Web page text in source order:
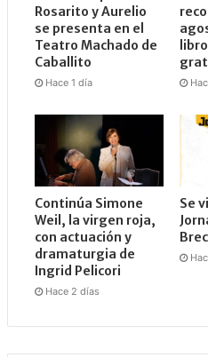
Rosarito y Aurelio
se presenta en el
Teatro Machado de
Caballito
Hace 1 día
Continúa Simone
Weil, la virgen roja,
con actuación y
dramaturgia de
Ingrid Pelicori
Hace 2 días
Se